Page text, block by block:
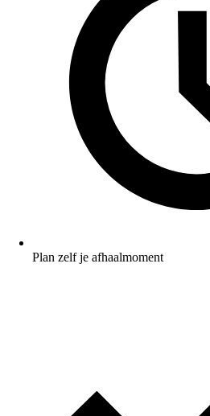
Plan zelf je afhaalmoment